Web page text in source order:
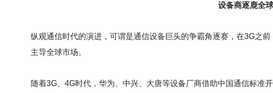
设备商逐鹿全
纵观通信时代的演进，可谓是通信设备巨头的争霸角逐赛，在3G之
主导全球市场。
随着3G、4G时代，华为、中兴、大唐等设备厂商借助中国通信标准